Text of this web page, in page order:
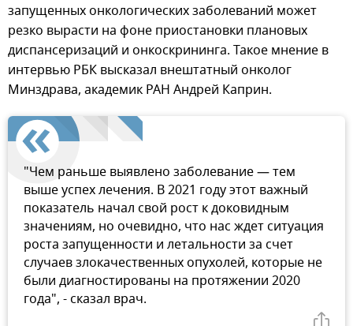
запущенных онкологических заболеваний может
резко вырасти на фоне приостановки плановых
диспансеризаций и онкоскрининга. Такое мнение в
интервью РБК высказал внештатный онколог
Минздрава, академик РАН Андрей Каприн.
"Чем раньше выявлено заболевание — тем
выше успех лечения. В 2021 году этот важный
показатель начал свой рост к доковидным
значениям, но очевидно, что нас ждет ситуация
роста запущенности и летальности за счет
случаев злокачественных опухолей, которые не
были диагностированы на протяжении 2020
года", - сказал врач.